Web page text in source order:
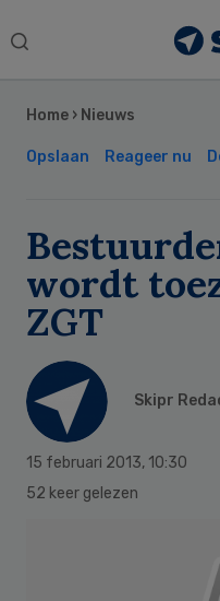
Search
Home › Nieuws
Opslaan Reageer nu
wordt
ZGT
Skipr
15 februari 2013, 10:30
52 keer gelezen
Sidebar